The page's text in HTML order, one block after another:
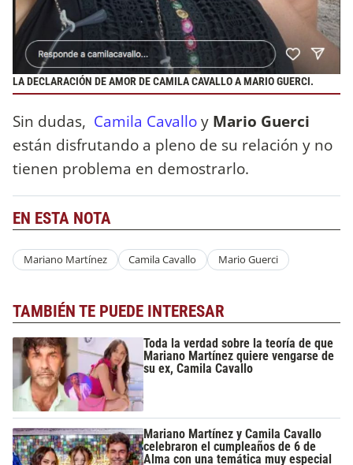
LA DECLARACIÓN DE AMOR DE CAMILA CAVALLO A MARIO GUERCI.
Sin dudas, Camila Cavalloy Mario Guerci
están disfrutando a pleno de su relación y no
tienen problema en demostrarlo.
EN ESTA NOTA
Mariano Martínez Camila Cavallo Mario Guerci
TAMBIÉN TE PUEDE INTERESAR
Toda la verdad sobre la teoría de que
Mariano Martínez quiere vengarse de
su ex, Camila Cavallo
Mariano Martínez y Camila Cavallo
celebraron el cumpleaños de 6 de
Alma con una temática muy especial